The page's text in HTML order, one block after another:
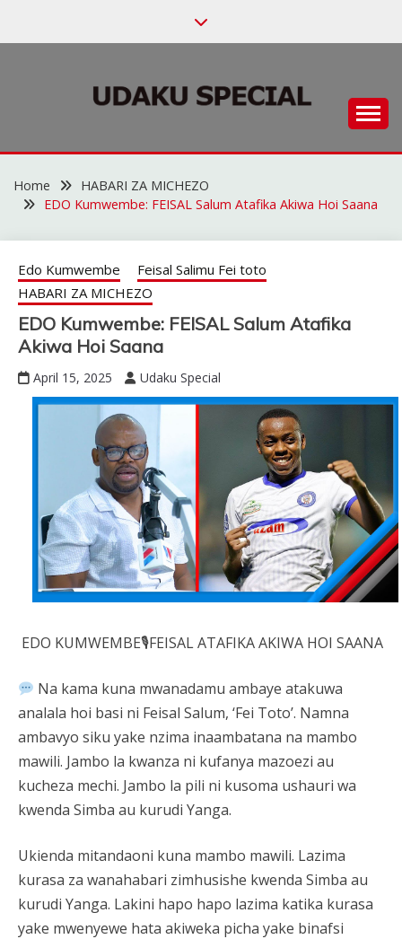
UDAKU SPECIAL
Home
HABARI ZA MICHEZO
EDO Kumwembe: FEISAL Salum Atafika Akiwa Hoi Saana
Edo Kumwembe
Feisal Salimu Fei toto
HABARI ZA MICHEZO
EDO Kumwembe: FEISAL Salum Atafika
Akiwa Hoi Saana
April 15, 2025 Udaku Special
EDO KUMWEMBE🎙FEISAL ATAFIKA AKIWA HOI SAANA
Na kama kuna mwanadamu ambaye atakuwa
analala hoi basi ni Feisal Salum, ‘Fei Toto’. Namna
ambavyo siku yake nzima inaambatana na mambo
mawili. Jambo la kwanza ni kufanya mazoezi au
kucheza mechi. Jambo la pili ni kusoma ushauri wa
kwenda Simba au kurudi Yanga.
Ukienda mitandaoni kuna mambo mawili. Lazima
kurasa za wanahabari zimhusishe kwenda Simba au
kurudi Yanga. Lakini hapo hapo lazima katika kurasa
yake mwenyewe hata akiweka picha yake binafsi